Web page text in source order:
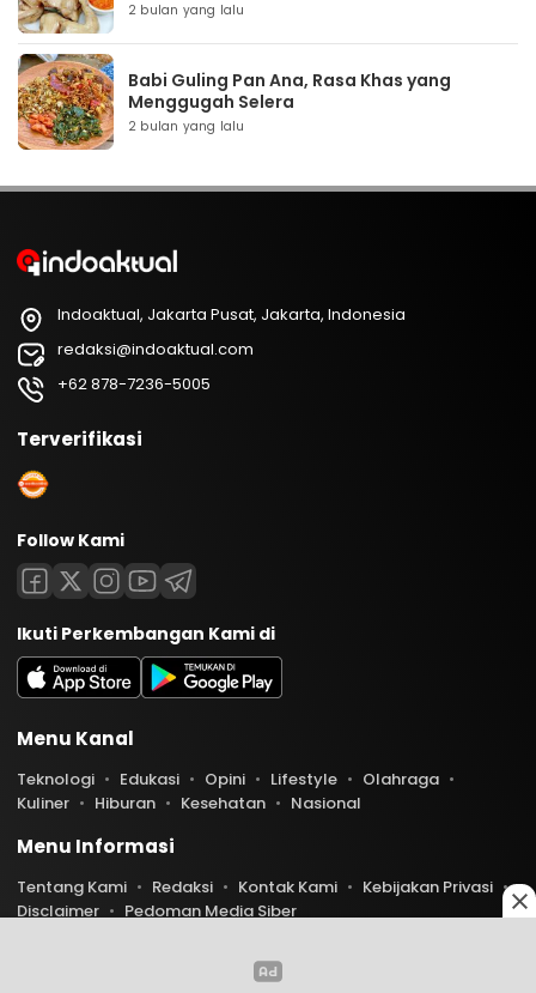
2 bulan yang lalu
Babi Guling Pan Ana, Rasa Khas yang
Menggugah Selera
2 bulan yang lalu
Indoaktual, Jakarta Pusat, Jakarta, Indonesia
redaksi@indoaktual.com
+62 878-7236-5005
Terverifikasi
Follow Kami
Ikuti Perkembangan Kami di
Menu Kanal
Teknologi Edukasi Opini Lifestyle
Olahraga
Kuliner
Hiburan Kesehatan Nasional
Menu Informasi
Tentang Kami Redaksi Kontak Kami
Kebijakan Privasi
Disclaimer
Pedoman Media Siber